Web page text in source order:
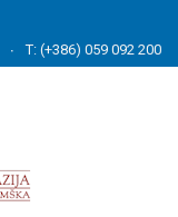
T: (+386) 059 092 200